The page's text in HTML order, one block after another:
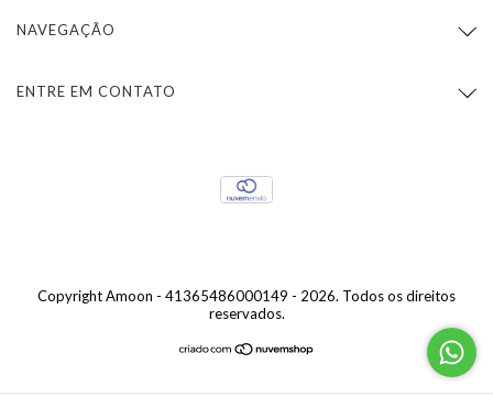
NAVEGAÇÃO
ENTRE EM CONTATO
Copyright Amoon - 41365486000149 - 2026. Todos os direitos
reservados.